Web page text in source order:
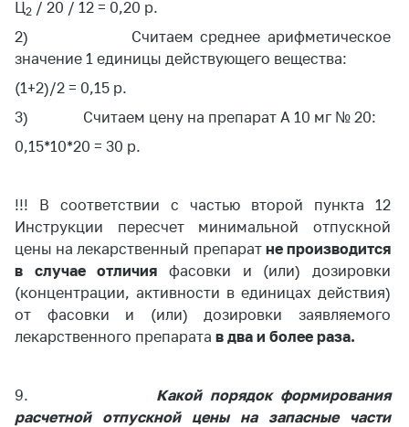
Ц2 / 20 / 12 = 0,20 р.
2) Считаем среднее арифметическое
значение 1 единицы действующего вещества:
(1+2)/2 = 0,15 р.
3) Считаем цену на препарат А 10 мг № 20:
0,15*10*20 = 30 р.
!!! В соответствии с частью второй пункта 12
Инструкции пересчет минимальной отпускной
цены на лекарственный препарат не производится
в случае отличия фасовки и (или) дозировки
(концентрации, активности в единицах действия)
от фасовки и (или) дозировки заявляемого
лекарственного препарата в два и более раза.
9. Какой порядок формирования
расчетной отпускной цены на запасные части